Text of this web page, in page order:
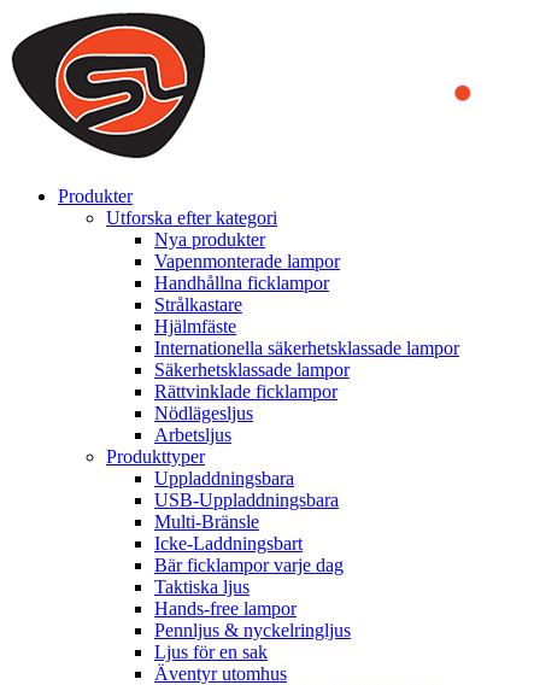
We use cookies to ensure that we provide you the best experience
on our website. By continuing to browse this website, you accept
that cookies are used to help us analyze how the website is used and
to offer you a better experience. To learn more or to find out how
you can disable cookies, you can access our
Produkter
Utforska efter kategori
Nya produkter
Vapenmonterade lampor
Handhållna ficklampor
Strålkastare
Hjälmfäste
Internationella säkerhetsklassade lampor
Säkerhetsklassade lampor
Rättvinklade ficklampor
Nödlägesljus
Arbetsljus
Produkttyper
Uppladdningsbara
USB-Uppladdningsbara
Multi-Bränsle
Icke-Laddningsbart
Bär ficklampor varje dag
Taktiska ljus
Hands-free lampor
Pennljus & nyckelringljus
Ljus för en sak
Äventyr utomhus